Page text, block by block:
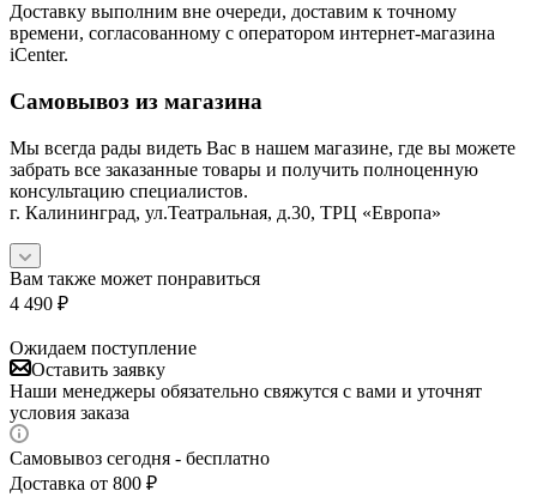
Доставку выполним вне очереди, доставим к точному
времени, согласованному с оператором интернет-магазина
iCenter.
Самовывоз из магазина
Мы всегда рады видеть Вас в нашем магазине, где вы можете
забрать все заказанные товары и получить полноценную
консультацию специалистов.
г. Калининград, ул.Театральная, д.30, ТРЦ «Европа»
Вам также может понравиться
4 490 ₽
Ожидаем поступление
Оставить заявку
Наши менеджеры обязательно свяжутся с вами и уточнят
условия заказа
Самовывоз сегодня - бесплатно
Доставка от 800 ₽